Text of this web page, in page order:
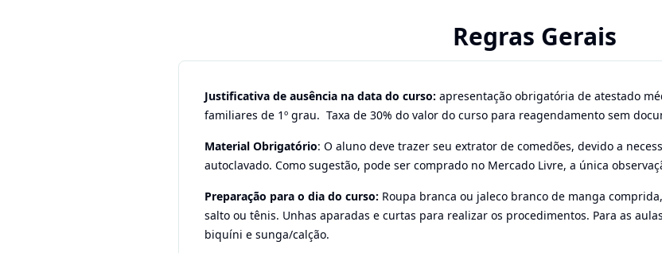
Regras Gerais
Justificativa de ausência na data do curso: apresentação obrigatória de atestado
familiares de 1º grau. Taxa de 30% do valor do curso para reagendamento sem
Material Obrigatório: O aluno deve trazer seu extrator de comedões, devido a
autoclavado. Como sugestão, pode ser comprado no Mercado Livre, a única
Preparação para o dia do curso: Roupa branca ou jaleco branco de manga
salto ou tênis. Unhas aparadas e curtas para realizar os procedimentos. Para as
biquíni e sunga/calção.